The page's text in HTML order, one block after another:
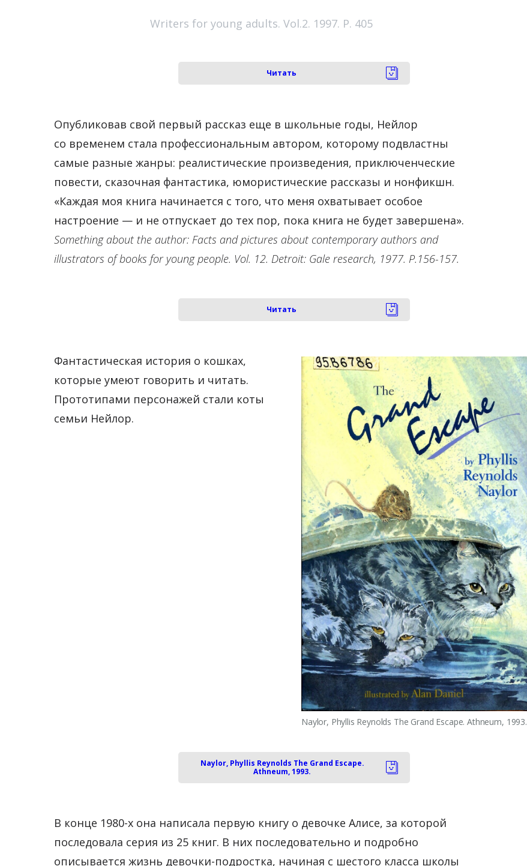
Writers for young adults. Vol.2. 1997. P. 405
Читать
Опубликовав свой первый рассказ еще в школьные годы, Нейлор
со временем стала профессиональным автором, которому подвластны
самые разные жанры: реалистические произведения, приключенческие
повести, сказочная фантастика, юмористические рассказы и нонфикшн.
«Каждая моя книга начинается с того, что меня охватывает особое
настроение — и не отпускает до тех пор, пока книга не будет завершена».
Something about the author: Facts and pictures about contemporary authors and
illustrators of books for young people. Vol. 12. Detroit: Gale research, 1977. P.156-157.
Читать
Naylor, Phyllis Reynolds The Grand Escape. Athneum, 1993.
Фантастическая история о кошках,
которые умеют говорить и читать.
Прототипами персонажей стали коты
семьи Нейлор.
Naylor, Phyllis Reynolds The Grand Escape.
Athneum, 1993.
В конце 1980-х она написала первую книгу о девочке Алисе, за которой
последовала серия из 25 книг. В них последовательно и подробно
описывается жизнь девочки-подростка, начиная с шестого класса школы